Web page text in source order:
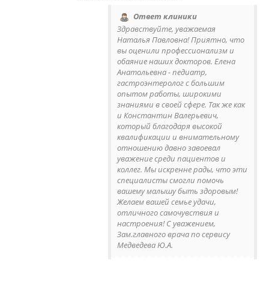
Ответ клиники
Здравствуйте, уважаемая
Наталья Павловна! Приятно, что
вы оценили профессионализм и
обаяние наших докторов. Елена
Анатольевна - педиатр,
гастроэнтеролог с большим
опытом работы, широкими
знаниями в своей сфере. Так же как
и Константин Валерьевич,
который благодаря высокой
квалификации и внимательному
отношению давно завоевал
уважение среди пациентов и
коллег. Мы искренне рады, что эти
специалисты смогли помочь
вашему малышу быть здоровым!
Желаем вашей семье удачи,
отличного самочувствия и
настроения! С уважением,
Зам.главного врача по сервису
Медведева Ю.А.